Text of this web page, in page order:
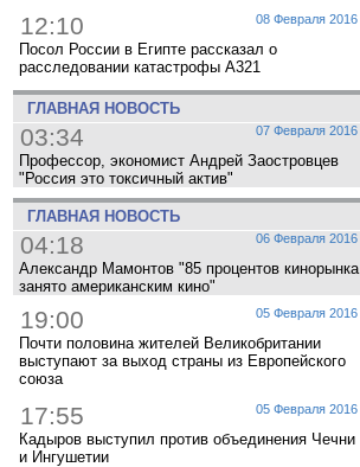
08 Февраля 2016
12:10
Посол России в Египте рассказал о
расследовании катастрофы A321
ГЛАВНАЯ НОВОСТЬ
07 Февраля 2016
03:34
Профессор, экономист Андрей Заостровцев
"Россия это токсичный актив"
ГЛАВНАЯ НОВОСТЬ
06 Февраля 2016
04:18
Александр Мамонтов "85 процентов кинорынка
занято американским кино"
05 Февраля 2016
19:00
Почти половина жителей Великобритании
выступают за выход страны из Европейского
союза
05 Февраля 2016
17:55
Кадыров выступил против объединения Чечни
и Ингушетии